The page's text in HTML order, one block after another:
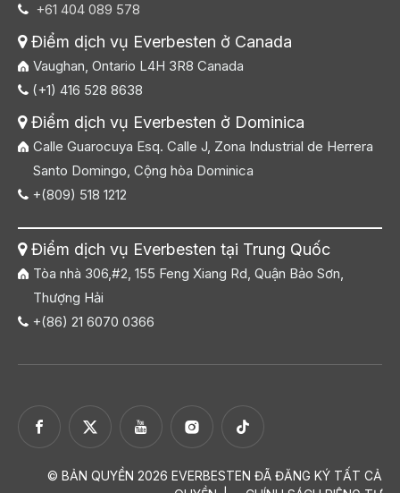
 +61 404 089 578
Điểm dịch vụ Everbesten ở Canada
Vaughan, Ontario L4H 3R8 Canada
 (+1) 416 528 8638
Điểm dịch vụ Everbesten ở Dominica
Calle Guarocuya Esq. Calle J, Zona Industrial de Herrera
Santo Domingo, Cộng hòa Dominica
 +(809) 518 1212
Điểm dịch vụ Everbesten tại Trung Quốc
Tòa nhà 306,#2, 155 Feng Xiang Rd, Quận Bảo Sơn,
Thượng Hải
 +(86) 21 6070 0366
© BẢN QUYỀN 2026 EVERBESTEN ĐÃ ĐĂNG KÝ TẤT CẢ